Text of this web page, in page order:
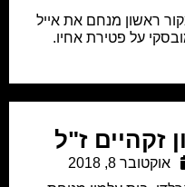
ראשון מנחם את אייל
על פטירת אחיו.
זקהיים ז"ל
אוקטובר 8, 2018